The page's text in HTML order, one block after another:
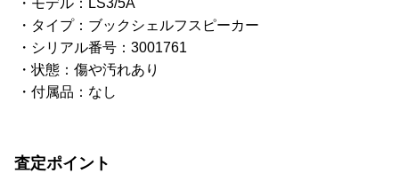
モデル：LS3/5A
タイプ：ブックシェルフスピーカー
シリアル番号：3001761
状態：傷や汚れあり
付属品：なし
査定ポイント